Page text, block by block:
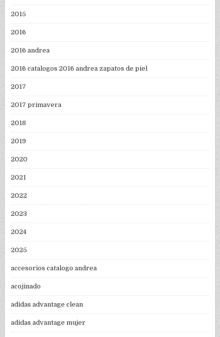
2015
2016
2016 andrea
2016 catalogos 2016 andrea zapatos de piel
2017
2017 primavera
2018
2019
2020
2021
2022
2023
2024
2025
accesorios catalogo andrea
acojinado
adidas advantage clean
adidas advantage mujer